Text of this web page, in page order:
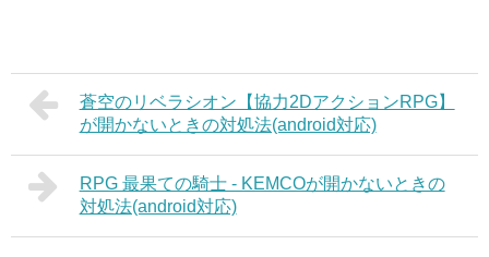
蒼空のリベラシオン【協力2DアクションRPG】
が開かないときの対処法(android対応)
RPG 最果ての騎士 - KEMCOが開かないときの
対処法(android対応)